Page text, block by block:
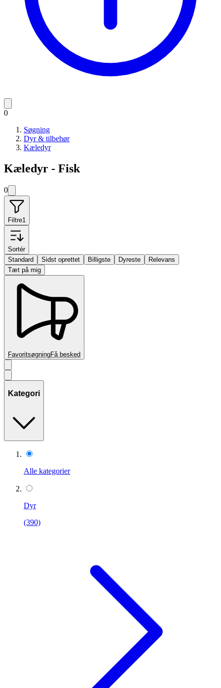
0
Søgning
Dyr & tilbehør
Kæledyr
Kæledyr - Fisk
0
Filtre1
Sortér
Standard
Sidst oprettet Billigste Dyreste
Relevans
Tæt på mig
FavoritsøgningFå besked
Kategori
Alle kategorier
Dyr
(390)